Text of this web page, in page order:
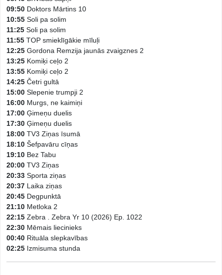
09:50 Doktors Mārtins 10
10:55 Soli pa solim
11:25 Soli pa solim
11:55 TOP smieklīgākie mīluļi
12:25 Gordona Remzija jaunās zvaigznes 2
13:25 Komiķi ceļo 2
13:55 Komiķi ceļo 2
14:25 Četri gultā
15:00 Slepenie trumpji 2
16:00 Murgs, ne kaimiņi
17:00 Ģimeņu duelis
17:30 Ģimeņu duelis
18:00 TV3 Ziņas īsumā
18:10 Šefpavāru cīņas
19:10 Bez Tabu
20:00 TV3 Ziņas
20:33 Sporta ziņas
20:37 Laika ziņas
20:45 Degpunktā
21:10 Metloka 2
22:15 Zebra . Zebra Yr 10 (2026) Ep. 1022
22:30 Mēmais liecinieks
00:40 Rituāla slepkavības
02:25 Izmisuma stunda